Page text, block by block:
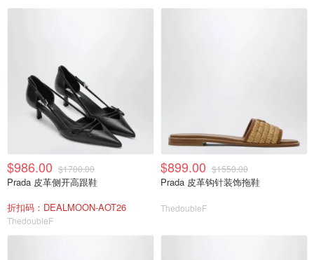
$986.00 $1700.00
Prada 皮革侧开高跟鞋
折扣码：DEALMOON-AOT26
ThedoubleF
$899.00 $1550.00
Prada 皮革钩针装饰拖鞋
ThedoubleF